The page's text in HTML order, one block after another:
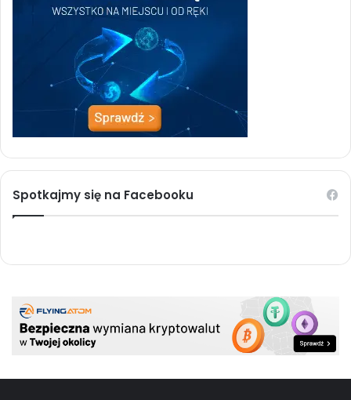
Spotkajmy się na Facebooku